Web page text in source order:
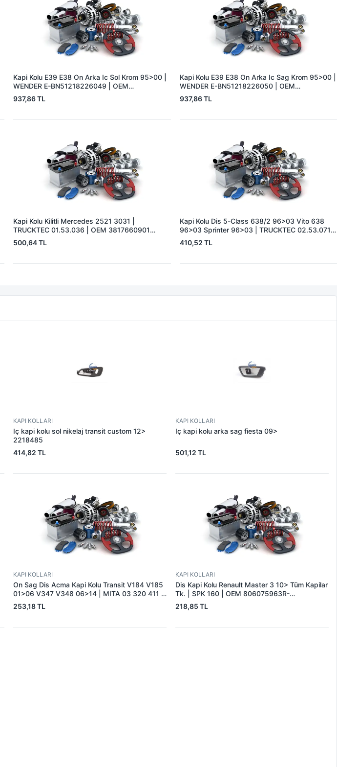
Kapi Kolu E39 E38 On Arka Ic Sol Krom 95>00 |
WENDER E-BN51218226049 | OEM
51218226049
937,86 TL
Kapi Kolu E39 E38 On Arka Ic Sag Krom 95>00 |
WENDER E-BN51218226050 | OEM
51218226050
937,86 TL
Kapi Kolu Kilitli Mercedes 2521 3031 |
TRUCKTEC 01.53.036 | OEM 3817660901
3817600259 6017600059
500,64 TL
Kapi Kolu Dis 5-Class 638/2 96>03 Vito 638
96>03 Sprinter 96>03 | TRUCKTEC 02.53.071 |
OEM 0007601359 9907600059
410,52 TL
KAPI KOLLARI
Iç kapi kolu sol nikelaj transit custom 12>
2218485
414,82 TL
KAPI KOLLARI
Iç kapi kolu arka sag fiesta 09>
501,12 TL
KAPI KOLLARI
On Sag Dis Acma Kapi Kolu Transit V184 V185
01>06 V347 V348 06>14 | MITA 03 320 411 |
OEM 4C16 V22400 AA 1337126
253,18 TL
KAPI KOLLARI
Dis Kapi Kolu Renault Master 3 10> Tüm Kapilar
Tk. | SPK 160 | OEM 806075963R-
806073022R
218,85 TL